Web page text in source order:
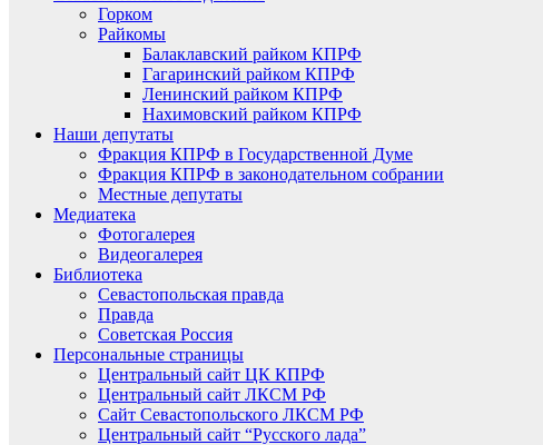
Горком
Райкомы
Балаклавский райком КПРФ
Гагаринский райком КПРФ
Ленинский райком КПРФ
Нахимовский райком КПРФ
Наши депутаты
Фракция КПРФ в Государственной Думе
Фракция КПРФ в законодательном собрании
Местные депутаты
Медиатека
Фотогалерея
Видеогалерея
Библиотека
Севастопольская правда
Правда
Советская Россия
Персональные страницы
Центральный сайт ЦК КПРФ
Центральный сайт ЛКСМ РФ
Сайт Севастопольского ЛКСМ РФ
Центральный сайт “Русского лада”